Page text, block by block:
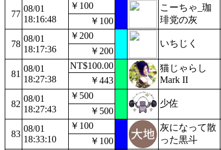
77
08/01
18:16:48
￥100
こーちゃ_珈
琲党の灰
￥100
78
08/01
18:17:36
￥200
いちじく
￥200
81
08/01
18:27:38
NT$100.00
猫じゃらし
Mark II
￥443
82
08/01
18:27:43
￥500
少佐
￥500
83
08/01
18:33:10
￥100
灰になって散
った黒斗
￥100